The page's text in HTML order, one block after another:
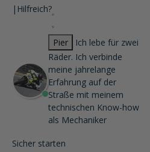
| Hilfreich?
Pier
Ich lebe für zwei
Räder. Ich verbinde
meine jahrelange
Erfahrung auf der
Straße mit meinem
technischen Know-how
als Mechaniker
Sicher starten